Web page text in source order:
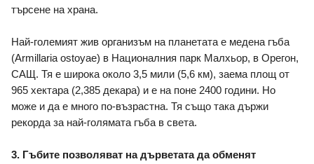
търсене на храна.
Най-големият жив организъм на планетата е медена гъба
(Armillaria ostoyae) в Националния парк Малхьор, в Орегон,
САЩ. Тя е широка около 3,5 мили (5,6 км), заема площ от
965 хектара (2,385 декара) и е на поне 2400 години. Но
може и да е много по-възрастна. Тя също така държи
рекорда за най-голямата гъба в света.
3. Гъбите позволяват на дърветата да обменят